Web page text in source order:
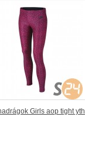
Girls aop tight yth